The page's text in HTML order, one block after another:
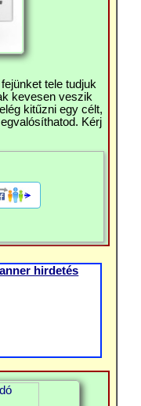
tele tudjuk
kevesen veszik
kitűzni egy célt,
Kérj
hirdetés